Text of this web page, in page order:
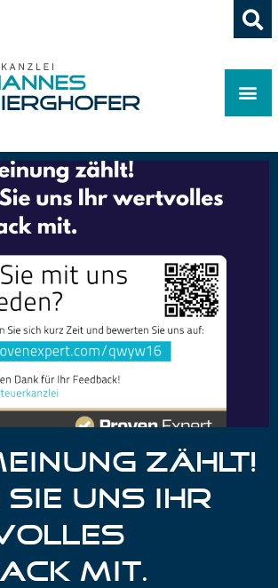
ZÄHLT!
SIE UNS IHR
MIT.